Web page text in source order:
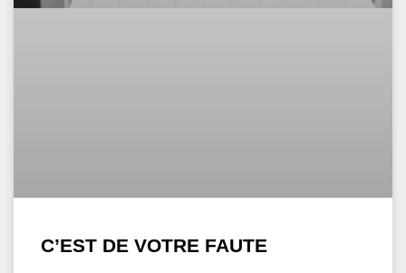
C’EST DE VOTRE FAUTE